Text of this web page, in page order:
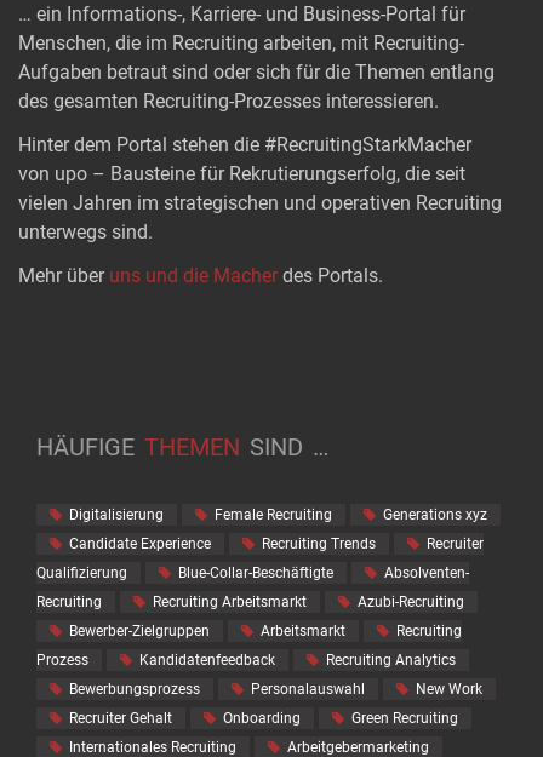
… ein Informations-, Karriere- und Business-Portal für
Menschen, die im Recruiting arbeiten, mit Recruiting-
Aufgaben betraut sind oder sich für die Themen entlang
des gesamten Recruiting-Prozesses interessieren.
Hinter dem Portal stehen die #RecruitingStarkMacher
von upo – Bausteine für Rekrutierungserfolg, die seit
vielen Jahren im strategischen und operativen Recruiting
unterwegs sind.
Mehr über uns und die Macher des Portals.
HÄUFIGE THEMEN SIND …
Digitalisierung Female Recruiting
Generations xyz
Candidate Experience
Recruiting Trends
Recruiter
Qualifizierung
Blue-Collar-Beschäftigte
Absolventen-
Recruiting
Recruiting Arbeitsmarkt
Azubi-Recruiting
Bewerber-Zielgruppen
Arbeitsmarkt
Recruiting
Prozess
Kandidatenfeedback
Recruiting Analytics
Bewerbungsprozess
Personalauswahl
New Work
Recruiter Gehalt
Onboarding
Green Recruiting
Internationales Recruiting
Arbeitgebermarketing